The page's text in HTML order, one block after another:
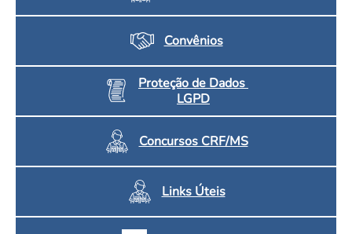
Convênios
Proteção de Dados
LGPD
Concursos CRF/MS
Links Úteis